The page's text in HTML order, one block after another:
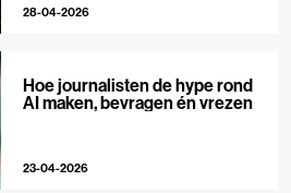
28-04-2026
Hoe journalisten de hype rond
AI maken, bevragen én vrezen
23-04-2026